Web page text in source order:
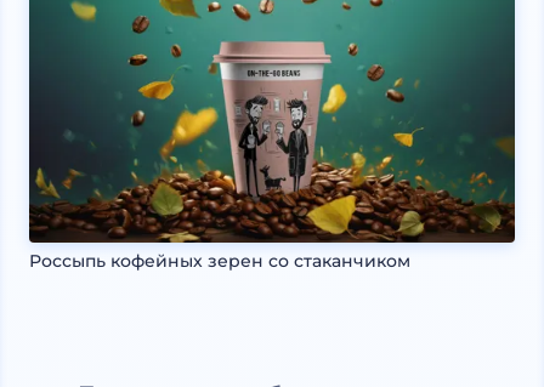
Россыпь кофейных зерен со стаканчиком